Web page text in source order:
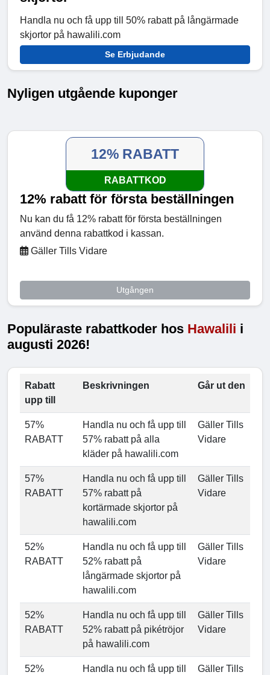
Handla nu och få upp till 50% rabatt på långärmade
skjortor på hawalili.com
Se Erbjudande
Nyligen utgående kuponger
12% RABATT
RABATTKOD
12% rabatt för första beställningen
Nu kan du få 12% rabatt för första beställningen
använd denna rabattkod i kassan.
Gäller Tills Vidare
Utgången
Populäraste rabattkoder hos Hawalili i
augusti 2026!
Rabatt
upp till
Beskrivningen Går ut den
57%
RABATT
Handla nu och få upp till
57% rabatt på alla
kläder på hawalili.com
Gäller Tills
Vidare
57%
RABATT
Handla nu och få upp till
57% rabatt på
kortärmade skjortor på
hawalili.com
Gäller Tills
Vidare
52%
RABATT
Handla nu och få upp till
52% rabatt på
långärmade skjortor på
hawalili.com
Gäller Tills
Vidare
52%
RABATT
Handla nu och få upp till
52% rabatt på pikétröjor
på hawalili.com
Gäller Tills
Vidare
52%
Handla nu och få upp till
Gäller Tills